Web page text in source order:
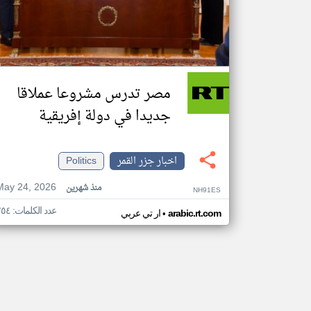
مصر تدرس مشروعا عملاقا
جديدا في دولة إفريقية
اخبار جزر القمر
Politics
24, 2026
منذ شهرين NH91ES
ار تي عربي• arabic.rt.com عدد الكلمات: ٢٥٤